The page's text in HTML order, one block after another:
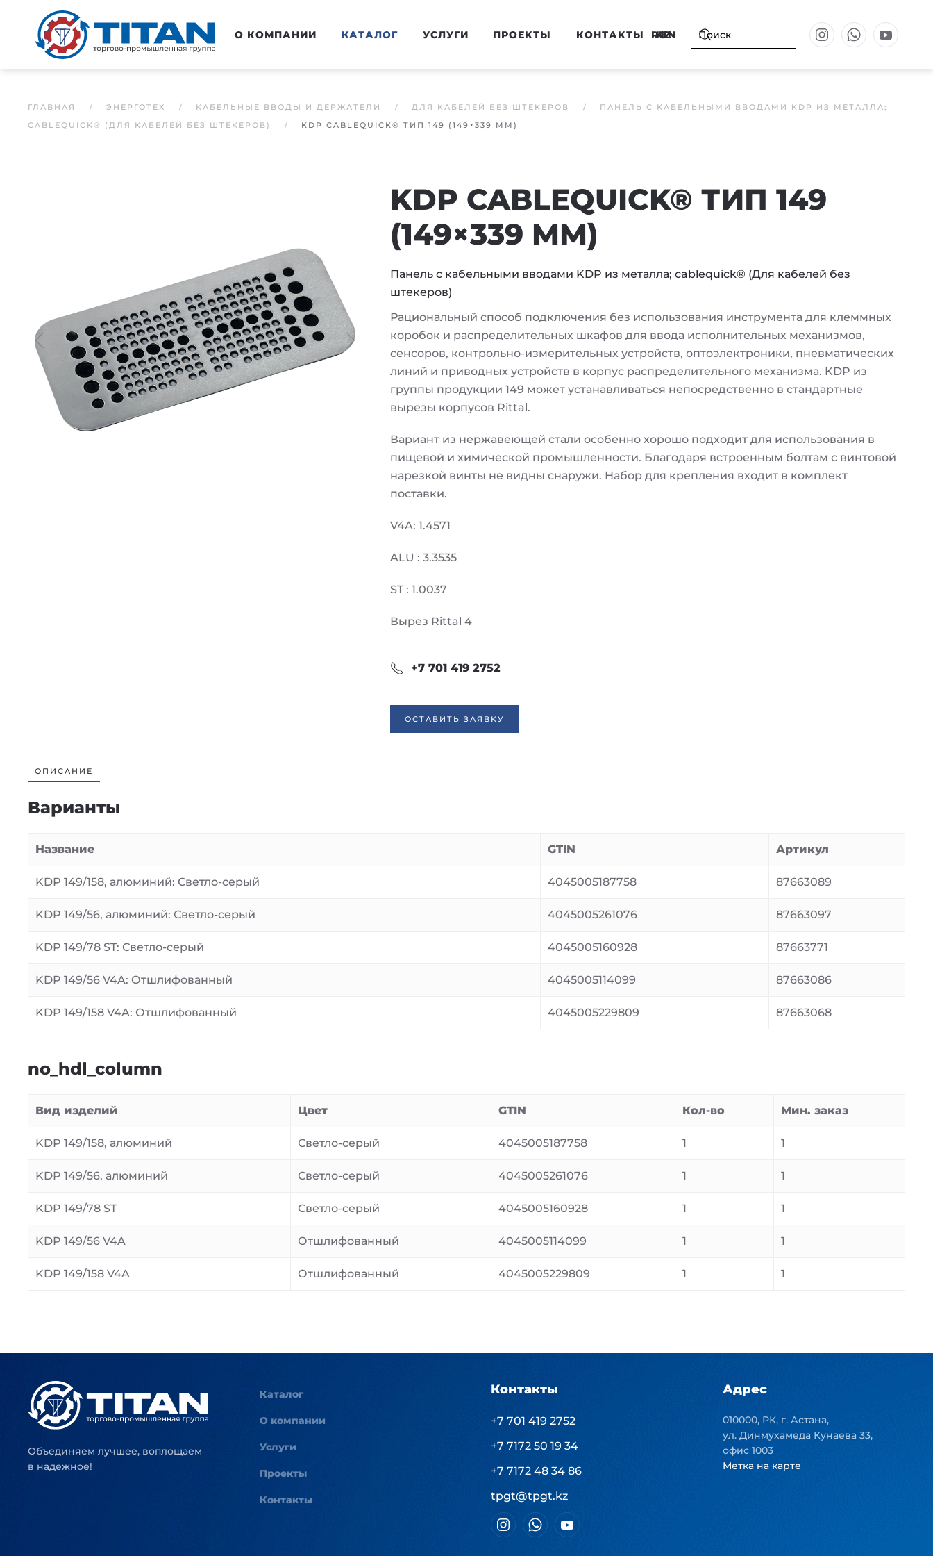
Перейти к основному содержанию О КОМПАНИИ КАТАЛОГ УСЛУГИ ПРОЕКТЫ КОНТАКТЫ RU
KZ
EN
ГЛАВНАЯ ЭНЕРГОТЕХ КАБЕЛЬНЫЕ ВВОДЫ И ДЕРЖАТЕЛИ ДЛЯ КАБЕЛЕЙ БЕЗ ШТЕКЕРОВ
ПАНЕЛЬ С КАБЕЛЬНЫМИ ВВОДАМИ KDP ИЗ МЕТАЛЛА;
CABLEQUICK® (ДЛЯ КАБЕЛЕЙ БЕЗ ШТЕКЕРОВ)
KDP CABLEQUICK® ТИП 149 (149×339 MM)
KDP CABLEQUICK® ТИП 149
(149×339 MM)
Панель с кабельными вводами KDP из металла; cablequick® (Для кабелей без
штекеров)
Рациональный способ подключения без использования инструмента для клеммных
коробок и распределительных шкафов для ввода исполнительных механизмов,
сенсоров, контрольно-измерительных устройств, оптоэлектроники, пневматических
линий и приводных устройств в корпус распределительного механизма. KDP из
группы продукции 149 может устанавливаться непосредственно в стандартные
вырезы корпусов Rittal.
Вариант из нержавеющей стали особенно хорошо подходит для использования в
пищевой и химической промышленности. Благодаря встроенным болтам с винтовой
нарезкой винты не видны снаружи. Набор для крепления входит в комплект
поставки.
V4A: 1.4571
ALU : 3.3535
ST : 1.0037
Вырез Rittal 4
+7 701 419 2752
ОСТАВИТЬ ЗАЯВКУ
ОПИСАНИЕ
Варианты
Название GTIN Артикул
KDP 149/158, алюминий: Светло-серый 4045005187758 87663089
KDP 149/56, алюминий: Светло-серый 4045005261076 87663097
KDP 149/78 ST: Светло-серый 4045005160928 87663771
KDP 149/56 V4A: Отшлифованный 4045005114099 87663086
KDP 149/158 V4A: Отшлифованный 4045005229809 87663068
no_hdl_column
Вид изделий Цвет GTIN Кол-во Мин. заказ
KDP 149/158, алюминий Светло-серый 4045005187758 1 1
KDP 149/56, алюминий Светло-серый 4045005261076 1 1
KDP 149/78 ST Светло-серый 4045005160928 1 1
KDP 149/56 V4A Отшлифованный 4045005114099 1 1
KDP 149/158 V4A Отшлифованный 4045005229809 1 1
Объединяем лучшее, воплощаем
в надежное!
Каталог
О компании
Услуги
Проекты
Контакты
Контакты
+7 701 419 2752
+7 7172 50 19 34
+7 7172 48 34 86
tpgt@tpgt.kz
Адрес
010000, РК, г. Астана,
ул. Динмухамеда Кунаева 33,
офис 1003
Метка на карте